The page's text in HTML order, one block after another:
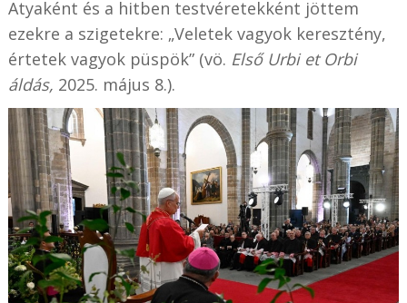
Atyaként és a hitben testvéretekként jöttem
ezekre a szigetekre: „Veletek vagyok keresztény,
értetek vagyok püspök” (vö. Első Urbi et Orbi
áldás, 2025. május 8.).